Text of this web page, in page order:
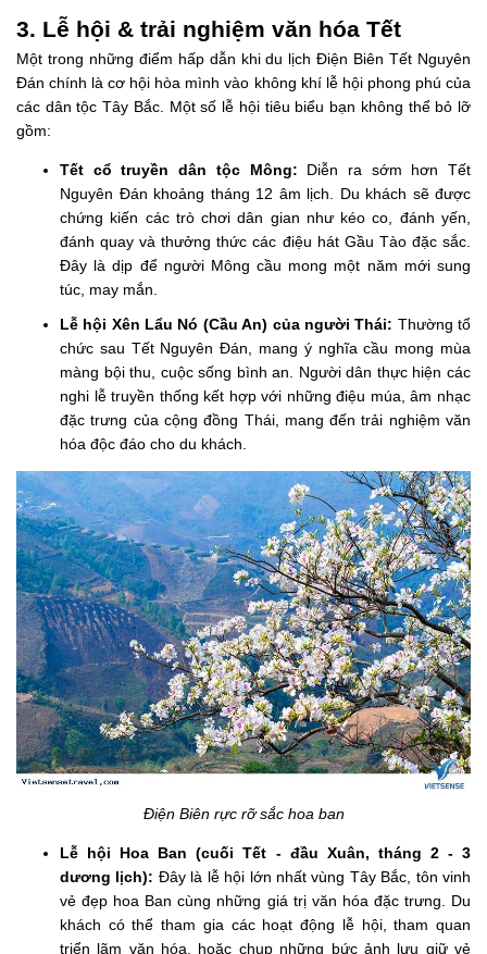
3. Lễ hội & trải nghiệm văn hóa Tết
Một trong những điểm hấp dẫn khi du lịch Điện Biên Tết Nguyên
Đán chính là cơ hội hòa mình vào không khí lễ hội phong phú của
các dân tộc Tây Bắc. Một số lễ hội tiêu biểu bạn không thể bỏ lỡ
gồm:
Tết cổ truyền dân tộc Mông: Diễn ra sớm hơn Tết
Nguyên Đán khoảng tháng 12 âm lịch. Du khách sẽ được
chứng kiến các trò chơi dân gian như kéo co, đánh yến,
đánh quay và thưởng thức các điệu hát Gầu Tào đặc sắc.
Đây là dịp để người Mông cầu mong một năm mới sung
túc, may mắn.
Lễ hội Xên Lẩu Nó (Cầu An) của người Thái: Thường tổ
chức sau Tết Nguyên Đán, mang ý nghĩa cầu mong mùa
màng bội thu, cuộc sống bình an. Người dân thực hiện các
nghi lễ truyền thống kết hợp với những điệu múa, âm nhạc
đặc trưng của cộng đồng Thái, mang đến trải nghiệm văn
hóa độc đáo cho du khách.
Điện Biên rực rỡ sắc hoa ban
Lễ hội Hoa Ban (cuối Tết - đầu Xuân, tháng 2 - 3
dương lịch): Đây là lễ hội lớn nhất vùng Tây Bắc, tôn vinh
vẻ đẹp hoa Ban cùng những giá trị văn hóa đặc trưng. Du
khách có thể tham gia các hoạt động lễ hội, tham quan
triển lãm văn hóa, hoặc chụp những bức ảnh lưu giữ vẻ